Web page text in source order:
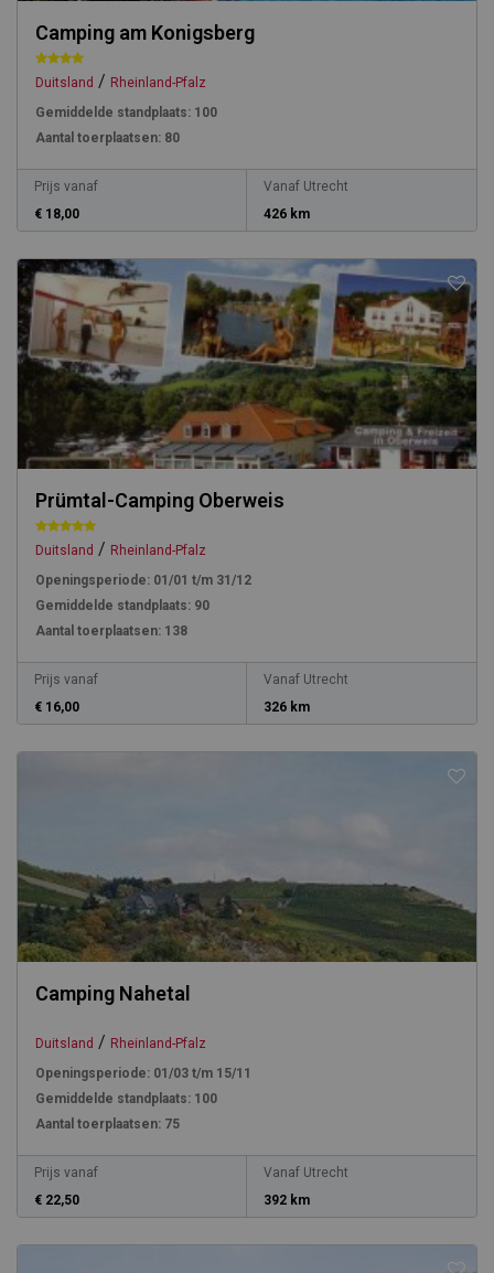
Camping am Konigsberg
Duitsland / Rheinland-Pfalz
Gemiddelde standplaats: 100
Aantal toerplaatsen: 80
Prijs vanaf
€ 18,00
Vanaf Utrecht
426 km
Prümtal-Camping Oberweis
Duitsland / Rheinland-Pfalz
Openingsperiode: 01/01 t/m 31/12
Gemiddelde standplaats: 90
Aantal toerplaatsen: 138
Prijs vanaf
€ 16,00
Vanaf Utrecht
326 km
Camping Nahetal
Duitsland / Rheinland-Pfalz
Openingsperiode: 01/03 t/m 15/11
Gemiddelde standplaats: 100
Aantal toerplaatsen: 75
Prijs vanaf
€ 22,50
Vanaf Utrecht
392 km